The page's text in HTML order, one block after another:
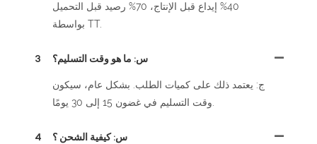
40% إيداع قبل الإنتاج، 70% رصيد قبل التحميل
بواسطة TT.
3 س: ما هو وقت التسليم؟
ج: يعتمد ذلك على كميات الطلب. بشكل عام، سيكون
وقت التسليم في غضون 15 إلى 30 يومًا.
4 س: كيفية الشحن ؟